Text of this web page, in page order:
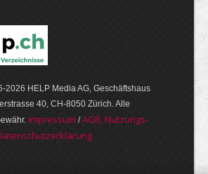
2026 HELP Media AG, Geschäftshaus
40, CH-8050 Zürich. Alle
Im­pres­sum /AGB, Nut­zungs­